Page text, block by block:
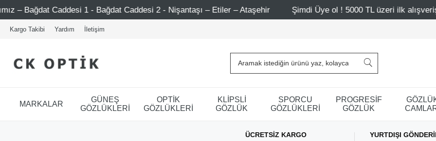
Caddesi 1 - Bağdat Caddesi 2 - Nişantaşı – Etiler – Ataşehir Şimdi Üye ol ! 5000 TL üzeri ilk alışverişinde
Kargo Takibi Yardım İletişim
MARKALAR
GÜNEŞ
GÖZLÜKLERİ
OPTİK
GÖZLÜKLERİ
KLİPSLİ
GÖZLÜK
SPORCU
GÖZLÜKLERİ
PROGRESİF
GÖZLÜK
ÜCRETSIZ KARGO YURTDIŞI